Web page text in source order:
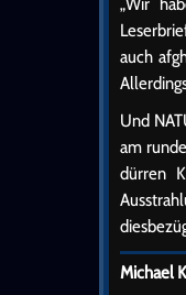
auch
Und
am
dürren
Michael